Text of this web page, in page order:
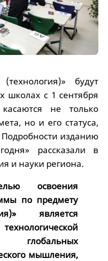
будут
школах с 1 сентября
не только
но и его статуса,
изданию
рассказали в
и науки региона.
освоения
по предмету
является
мышления,